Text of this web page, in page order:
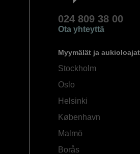
024 809 38 00
Ota yhteyttä
Myymälät ja aukioloajat
Stockholm
Oslo
Helsinki
København
Malmö
Borås